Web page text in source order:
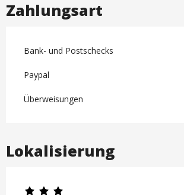
Zahlungsart
Bank- und Postschecks
Paypal
Überweisungen
Lokalisierung